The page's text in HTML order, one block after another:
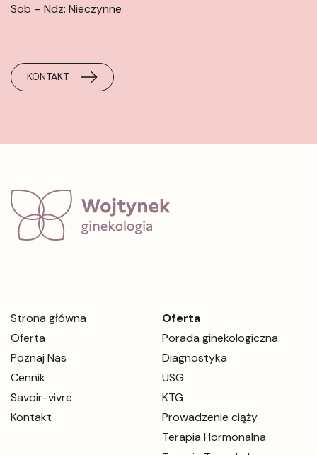
Sob – Ndz: Nieczynne
KONTAKT
Strona główna
Oferta
Poznaj Nas
Cennik
Savoir-vivre
Kontakt
Oferta
Porada ginekologiczna
Diagnostyka
USG
KTG
Prowadzenie ciąży
Terapia Hormonalna